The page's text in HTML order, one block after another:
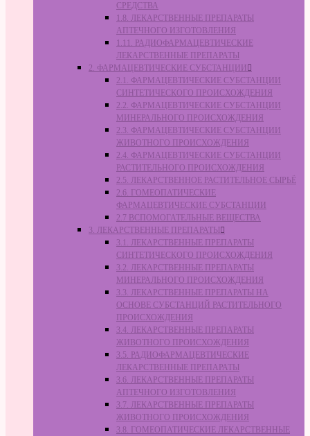
СРЕДСТВА
1.8. ЛЕКАРСТВЕННЫЕ ПРЕПАРАТЫ
АПТЕЧНОГО ИЗГОТОВЛЕНИЯ
1.11. РАДИОФАРМАЦЕВТИЧЕСКИЕ
ЛЕКАРСТВЕННЫЕ ПРЕПАРАТЫ
2. ФАРМАЦЕВТИЧЕСКИЕ СУБСТАНЦИИ
2.1. ФАРМАЦЕВТИЧЕСКИЕ СУБСТАНЦИИ
СИНТЕТИЧЕСКОГО ПРОИСХОЖДЕНИЯ
2.2. ФАРМАЦЕВТИЧЕСКИЕ СУБСТАНЦИИ
МИНЕРАЛЬНОГО ПРОИСХОЖДЕНИЯ
2.3. ФАРМАЦЕВТИЧЕСКИЕ СУБСТАНЦИИ
ЖИВОТНОГО ПРОИСХОЖДЕНИЯ
2.4. ФАРМАЦЕВТИЧЕСКИЕ СУБСТАНЦИИ
РАСТИТЕЛЬНОГО ПРОИСХОЖДЕНИЯ
2.5. ЛЕКАРСТВЕННОЕ РАСТИТЕЛЬНОЕ СЫРЬЁ
2.6. ГОМЕОПАТИЧЕСКИЕ
ФАРМАЦЕВТИЧЕСКИЕ СУБСТАНЦИИ
2.7 ВСПОМОГАТЕЛЬНЫЕ ВЕЩЕСТВА
3. ЛЕКАРСТВЕННЫЕ ПРЕПАРАТЫ
3.1. ЛЕКАРСТВЕННЫЕ ПРЕПАРАТЫ
СИНТЕТИЧЕСКОГО ПРОИСХОЖДЕНИЯ
3.2. ЛЕКАРСТВЕННЫЕ ПРЕПАРАТЫ
МИНЕРАЛЬНОГО ПРОИСХОЖДЕНИЯ
3.3. ЛЕКАРСТВЕННЫЕ ПРЕПАРАТЫ НА
ОСНОВЕ СУБСТАНЦИЙ РАСТИТЕЛЬНОГО
ПРОИСХОЖДЕНИЯ
3.4. ЛЕКАРСТВЕННЫЕ ПРЕПАРАТЫ
ЖИВОТНОГО ПРОИСХОЖДЕНИЯ
3.5. РАДИОФАРМАЦЕВТИЧЕСКИЕ
ЛЕКАРСТВЕННЫЕ ПРЕПАРАТЫ
3.6. ЛЕКАРСТВЕННЫЕ ПРЕПАРАТЫ
АПТЕЧНОГО ИЗГОТОВЛЕНИЯ
3.7. ЛЕКАРСТВЕННЫЕ ПРЕПАРАТЫ
ЖИВОТНОГО ПРОИСХОЖДЕНИЯ
3.8. ГОМЕОПАТИЧЕСКИЕ ЛЕКАРСТВЕННЫЕ